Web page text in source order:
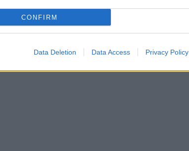
CONFIRM
Data Deletion Data Access Privacy Policy